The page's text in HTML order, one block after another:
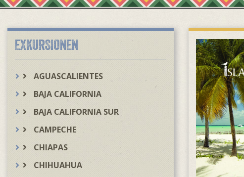
EXKURSIONEN
AGUASCALIENTES
BAJA CALIFORNIA
BAJA CALIFORNIA SUR
CAMPECHE
CHIAPAS
CHIHUAHUA